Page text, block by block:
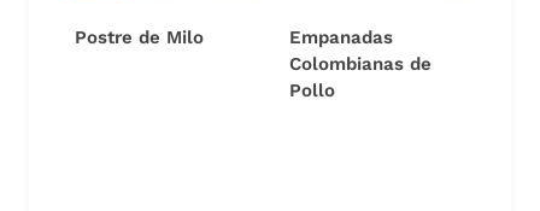
Postre de Milo
Empanadas
Colombianas de
Pollo